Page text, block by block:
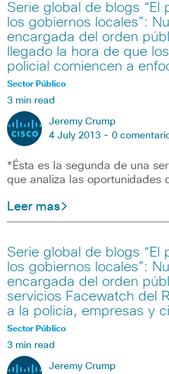
Serie global de blogs “El
los gobiernos locales”:
encargada del orden
llegado la hora de que
policial comiencen a
Sector Público
3 min read
Jeremy Crump
4 July 2013 - 0
*Ésta es la segunda de una
que analiza las oportunidades
Leer mas
Serie global de blogs “El
los gobiernos locales”:
encargada del orden
servicios Facewatch del
a la policía, empresas y
Sector Público
3 min read
Jeremy Crump